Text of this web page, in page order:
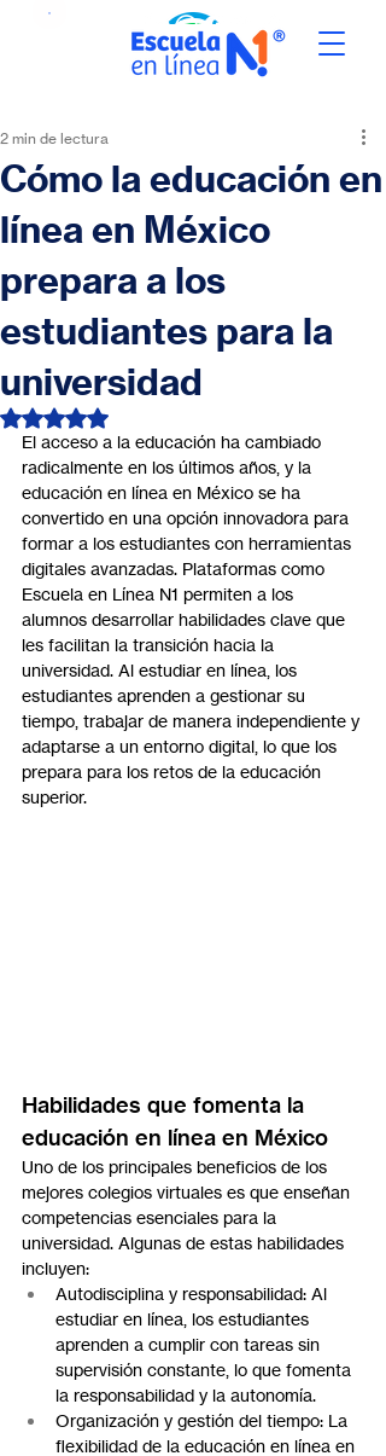
Cómo la educación en
línea en México
prepara a los
estudiantes para la
universidad
2 min de lectura
Obtuvo NaN de 5 estrellas.
El acceso a la educación ha cambiado
radicalmente en los últimos años, y la
educación en línea en México se ha
convertido en una opción innovadora para
formar a los estudiantes con herramientas
digitales avanzadas. Plataformas como
Escuela en Línea N1 permiten a los
alumnos desarrollar habilidades clave que
les facilitan la transición hacia la
universidad. Al estudiar en línea, los
estudiantes aprenden a gestionar su
tiempo, trabajar de manera independiente y
adaptarse a un entorno digital, lo que los
prepara para los retos de la educación
superior.
Habilidades que fomenta la
educación en línea en México
Uno de los principales beneficios de los
mejores colegios virtuales es que enseñan
competencias esenciales para la
universidad. Algunas de estas habilidades
incluyen:
Autodisciplina y responsabilidad: Al
estudiar en línea, los estudiantes
aprenden a cumplir con tareas sin
supervisión constante, lo que fomenta
la responsabilidad y la autonomía.
Organización y gestión del tiempo: La
flexibilidad de la educación en línea en